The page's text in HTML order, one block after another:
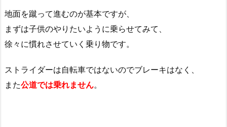
地面を蹴って進むのが基本ですが、
まずは子供のやりたいように乗らせてみて、
徐々に慣れさせていく乗り物です。
ストライダーは自転車ではないのでブレーキはなく、
また公道では乗れません。